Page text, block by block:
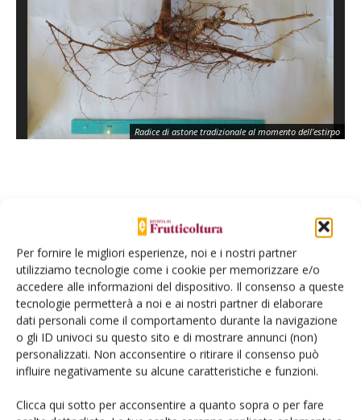
Per fornire le migliori esperienze, noi e i nostri partner
utilizziamo tecnologie come i cookie per memorizzare e/o
accedere alle informazioni del dispositivo. Il consenso a queste
tecnologie permetterà a noi e ai nostri partner di elaborare
dati personali come il comportamento durante la navigazione
o gli ID univoci su questo sito e di mostrare annunci (non)
personalizzati. Non acconsentire o ritirare il consenso può
influire negativamente su alcune caratteristiche e funzioni.
Clicca qui sotto per acconsentire a quanto sopra o per fare
Radice di astone tradizionale al momento dell’estirpo
principale lungo la stagione, delle diverse tesi. Si
possono distinguere nel grafico cinque fasi comuni a tutte
le tesi: tre fasi di crescita lenta separate da due fasi di
crescita accelerata.